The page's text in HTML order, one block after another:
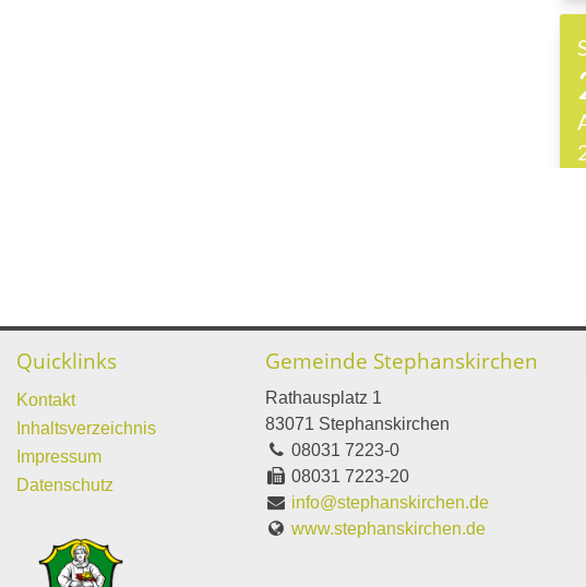
Quicklinks
Kontakt
Inhaltsverzeichnis
Impressum
Datenschutz
Gemeinde Stephanskirchen
Rathausplatz 1
83071 Stephanskirchen
08031 7223-0
08031 7223-20
info@stephanskirchen.de
www.stephanskirchen.de